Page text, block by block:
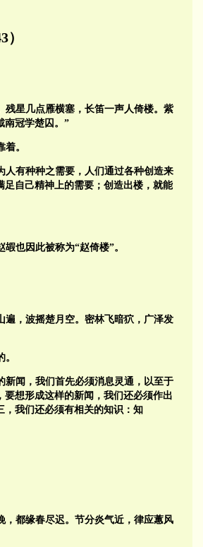
残星几点雁横塞，长笛一声人倚楼。紫
南冠学楚囚。”
。
人有种种之需要，人们通过各种创造来
自己精神上的需要；创造出楼，就能
也因此被称为“赵倚楼”。
，波摇楚月空。密林飞暗狖，广泽发
新闻，我们首先必须消息灵通，以至于
要想形成这样的新闻，我们还必须作出
我们还必须有相关的知识：知
都缘春尽迟。节分炎气近，律应蕙风